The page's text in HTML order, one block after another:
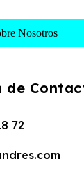
Nosotros
de
72